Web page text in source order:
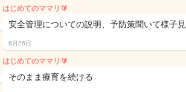
はじめてのママリ🔰
安全管理についての説明、予防策聞いて様子見
6月26日
はじめてのママリ🔰
そのまま療育を続ける